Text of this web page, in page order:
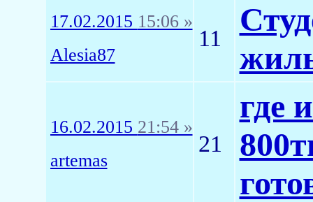
17.02.2015 15:06 »
Alesia87
11
16.02.2015 21:54 »
artemas
21
где